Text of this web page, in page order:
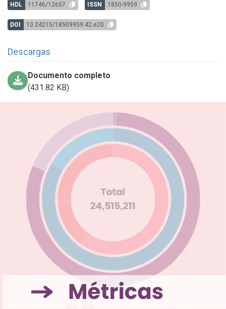
HDL 11746/12657 ISSN 1850-9959
DOI 10.24215/18509959.42.e20
Descargas
Documento completo
(431.82 KB)